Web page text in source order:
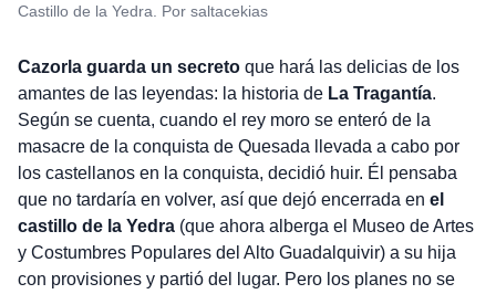
Castillo de la Yedra. Por saltacekias
Cazorla guarda un secretoque hará las delicias de los
amantes de las leyendas: la historia de La Tragantía.
Según se cuenta, cuando el rey moro se enteró de la
masacre de la conquista de Quesada llevada a cabo por
los castellanos en la conquista, decidió huir. Él pensaba
que no tardaría en volver, así que dejó encerrada en el
castillo de la Yedra(que ahora alberga el Museo de Artes
y Costumbres Populares del Alto Guadalquivir) a su hija
con provisiones y partió del lugar. Pero los planes no se